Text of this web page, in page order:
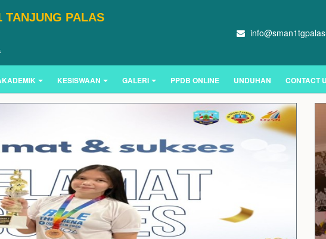
TANJUNG PALAS
KESISWAAN GALERI PPDB ONLINE UNDUHAN CONTACT